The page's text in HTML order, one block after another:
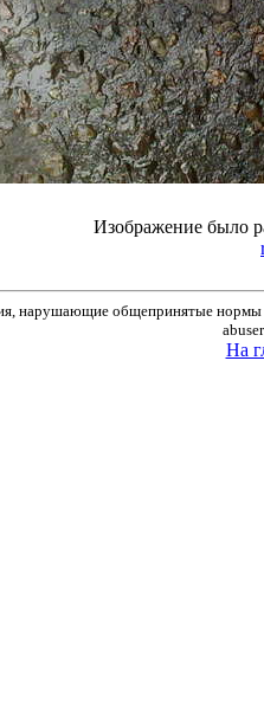
Изображение было
нарушающие общепринятые нормы
На